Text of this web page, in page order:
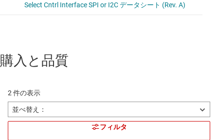
購入と品質